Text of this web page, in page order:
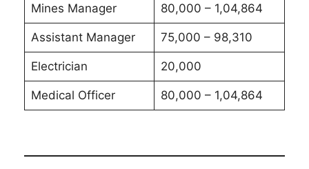
Mines Manager 80,000 – 1,04,864
Assistant Manager 75,000 – 98,310
Electrician 20,000
Medical Officer 80,000 – 1,04,864